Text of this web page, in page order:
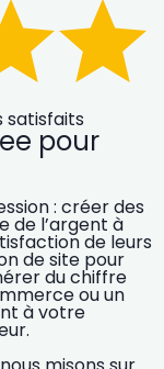
satisfaits
pour
: créer des
de l’argent à
de leurs
de site pour
du chiffre
ou un
à votre